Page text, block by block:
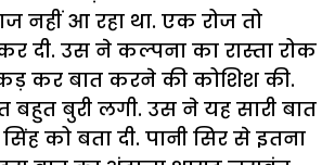
नहीं आ रहा था. एक रोज तो
दी. उस ने कल्पना का रास्ता रोक
कर बात करने की कोशिश की.
बहुत बुरी लगी. उस ने यह सारी बात
को बता दी. पानी सिर से इतना